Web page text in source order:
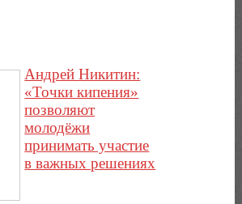
Андрей Никитин:
«Точки кипения»
позволяют
молодёжи
принимать участие
в важных решениях